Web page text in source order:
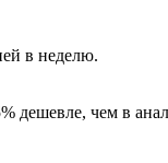
в неделю.
дешевле, чем в